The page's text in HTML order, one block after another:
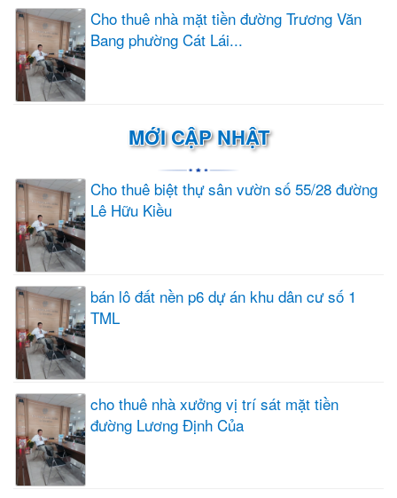
Cho thuê nhà mặt tiền đường Trương Văn
Bang phường Cát Lái...
MỚI CẬP NHẬT
Cho thuê biệt thự sân vườn số 55/28 đường
Lê Hữu Kiều
bán lô đất nền p6 dự án khu dân cư số 1
TML
cho thuê nhà xưởng vị trí sát mặt tiền
đường Lương Định Của